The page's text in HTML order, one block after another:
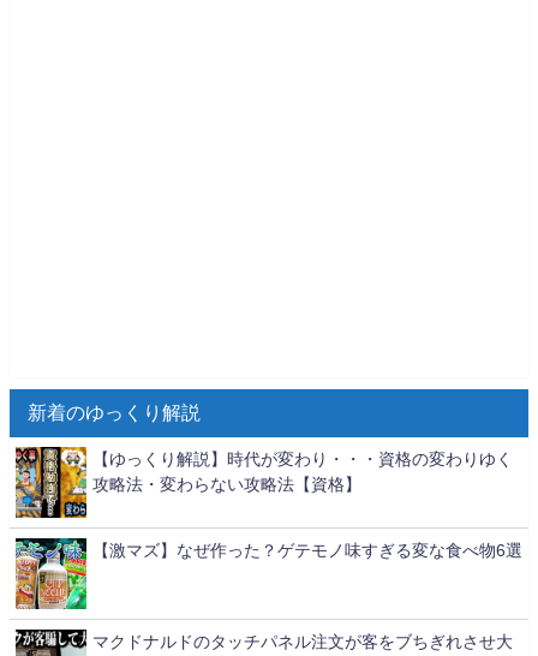
新着のゆっくり解説
【ゆっくり解説】時代が変わり・・・資格の変わりゆく
攻略法・変わらない攻略法【資格】
【激マズ】なぜ作った？ゲテモノ味すぎる変な食べ物6選
マクドナルドのタッチパネル注文が客をブちぎれさせ大